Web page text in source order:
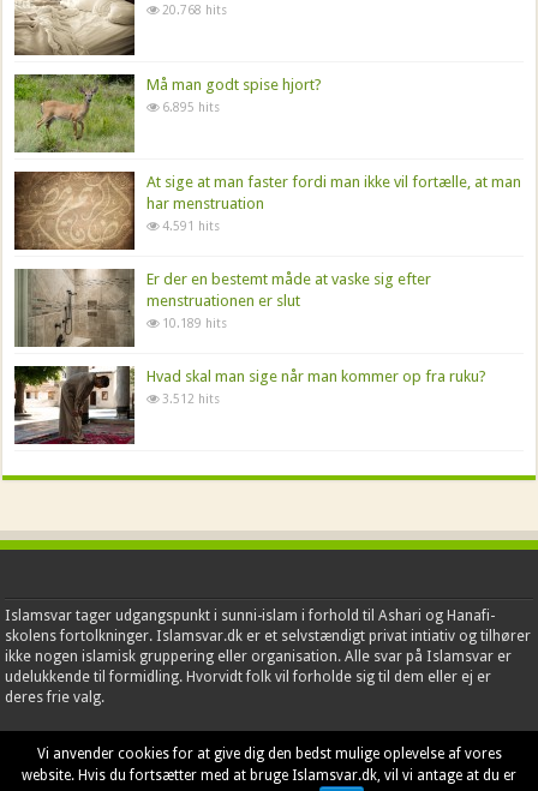
20.768 hits
Må man godt spise hjort?
6.895 hits
At sige at man faster fordi man ikke vil fortælle, at man
har menstruation
4.591 hits
Er der en bestemt måde at vaske sig efter
menstruationen er slut
10.189 hits
Hvad skal man sige når man kommer op fra ruku?
3.512 hits
Islamsvar tager udgangspunkt i sunni-islam i forhold til Ashari og Hanafi-
skolens fortolkninger. Islamsvar.dk er et selvstændigt privat intiativ og tilhører
ikke nogen islamisk gruppering eller organisation. Alle svar på Islamsvar er
udelukkende til formidling. Hvorvidt folk vil forholde sig til dem eller ej er
deres frie valg.
Vi anvender cookies for at give dig den bedst mulige oplevelse af vores
website. Hvis du fortsætter med at bruge Islamsvar.dk, vil vi antage at du er